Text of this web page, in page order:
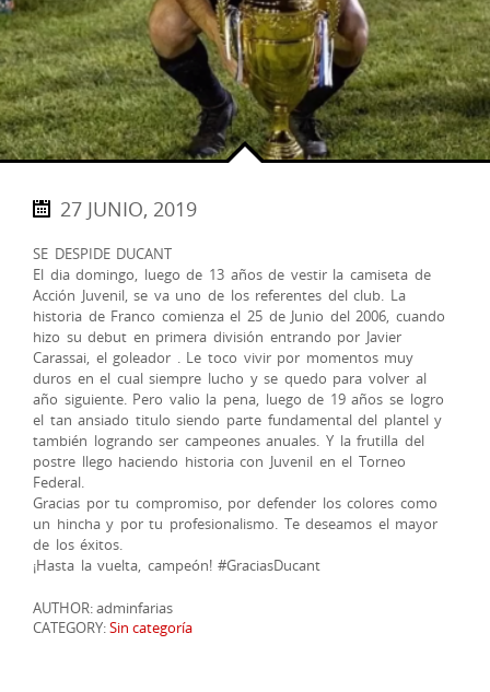
27 JUNIO, 2019
SE DESPIDE DUCANT
El dia domingo, luego de 13 años de vestir la camiseta de
Acción Juvenil, se va uno de los referentes del club. La
historia de Franco comienza el 25 de Junio del 2006, cuando
hizo su debut en primera división entrando por Javier
Carassai, el goleador . Le toco vivir por momentos muy
duros en el cual siempre lucho y se quedo para volver al
año siguiente. Pero valio la pena, luego de 19 años se logro
el tan ansiado titulo siendo parte fundamental del plantel y
también logrando ser campeones anuales. Y la frutilla del
postre llego haciendo historia con Juvenil en el Torneo
Federal.
Gracias por tu compromiso, por defender los colores como
un hincha y por tu profesionalismo. Te deseamos el mayor
de los éxitos.
¡Hasta la vuelta, campeón! #GraciasDucant
AUTHOR: adminfarias
CATEGORY:Sin categoría